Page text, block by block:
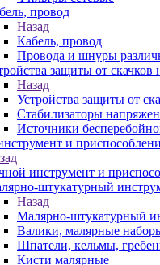
провод
Назад
Кабель, провод
Провода и шнуры
защиты от скачков
Назад
Устройства защиты от
Стабилизаторы
Источники
и
инструмент и
штукатурный
Назад
Малярно-штукатурный
Валики, малярные
Шпатели, кельмы,
Кисти малярные